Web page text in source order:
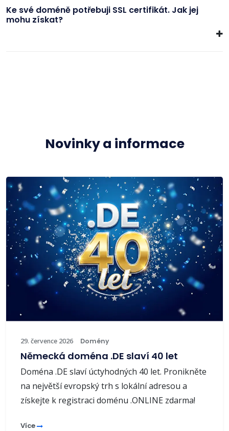
Ke své doméně potřebuji SSL certifikát. Jak jej
mohu získat?
Novinky a informace
29. července 2026 Domény
Německá doména .DE slaví 40 let
Doména .DE slaví úctyhodných 40 let. Pronikněte
na největší evropský trh s lokální adresou a
získejte k registraci doménu .ONLINE zdarma!
Více